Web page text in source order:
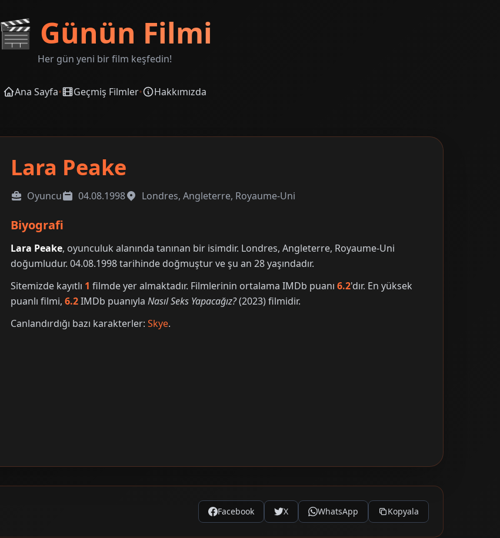
🎬 Günün Filmi
Her gün yeni bir film keşfedin!
Ana Sayfa• Geçmiş Filmler• Hakkımızda
Lara Peake
Oyuncu 04.08.1998 Londres, Angleterre, Royaume-Uni
Biyografi
Lara Peake, oyunculuk alanında tanınan bir isimdir. Londres, Angleterre, Royaume-Uni
doğumludur. 04.08.1998 tarihinde doğmuştur ve şu an 28 yaşındadır.
Sitemizde kayıtlı 1 filmde yer almaktadır. Filmlerinin ortalama IMDb puanı6.2'dır. En yüksek
puanlı filmi,6.2IMDb puanıylaNasıl Seks Yapacağız?(2023) filmidir.
Canlandırdığı bazı karakterler:Skye.
Facebook X WhatsApp Kopyala